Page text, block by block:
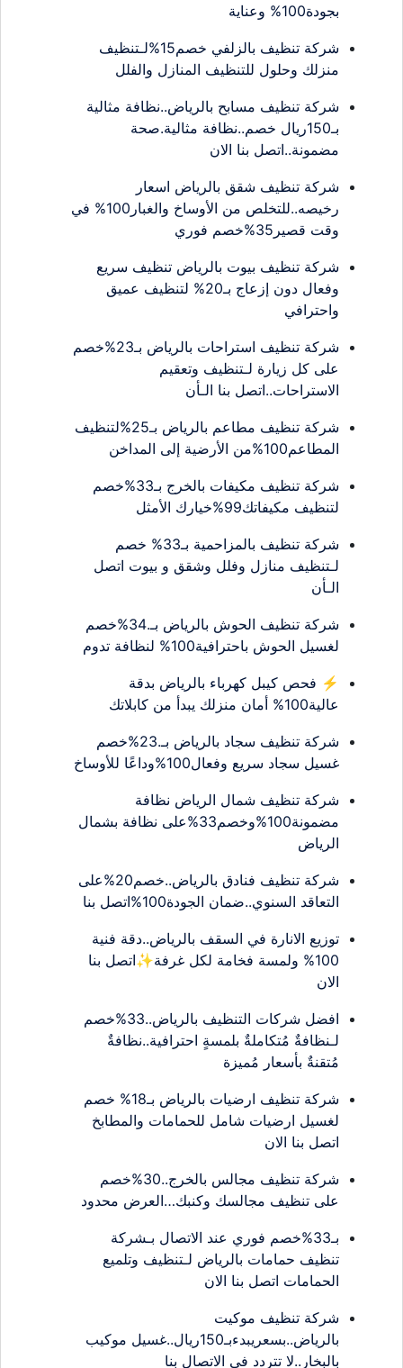
بجودة100% وعناية
شركة تنظيف بالزلفي خصم15%لـتنظيف
منزلك وحلول للتنظيف المنازل والفلل
شركة تنظيف مسابح بالرياض..نظافة مثالية
بـ150ريال خصم..نظافة مثالية.صحة
مضمونة..اتصل بنا الان
شركة تنظيف شقق بالرياض اسعار
رخيصه..للتخلص من الأوساخ والغبار100% في
وقت قصير35%خصم فوري
شركة تنظيف بيوت بالرياض تنظيف سريع
وفعال دون إزعاج بـ20% لتنظيف عميق
واحترافي
شركة تنظيف استراحات بالرياض بـ23%خصم
على كل زيارة لـتنظيف وتعقيم
الاستراحات..اتصل بنا الـأن
شركة تنظيف مطاعم بالرياض بـ25%لتنظيف
المطاعم100%من الأرضية إلى المداخن
شركة تنظيف مكيفات بالخرج بـ33%خصم
لتنظيف مكيفاتك99%خيارك الأمثل
شركة تنظيف بالمزاحمية بـ33% خصم
لـتنظيف منازل وفلل وشقق و بيوت اتصل
الـأن
شركة تنظيف الحوش بالرياض بـ.34%خصم
لغسيل الحوش باحترافية100% لنظافة تدوم
⚡ فحص كيبل كهرباء بالرياض بدقة
عالية100% أمان منزلك يبدأ من كابلاتك
شركة تنظيف سجاد بالرياض بـ.23%خصم
غسيل سجاد سريع وفعال100%وداعًا للأوساخ
شركة تنظيف شمال الرياض نظافة
مضمونة100%وخصم33%على نظافة بشمال
الرياض
شركة تنظيف فنادق بالرياض..خصم20%على
التعاقد السنوي..ضمان الجودة100%اتصل بنا
توزيع الانارة في السقف بالرياض..دقة فنية
100% ولمسة فخامة لكل غرفة✨اتصل بنا
الان
افضل شركات التنظيف بالرياض..33%خصم
لـنظافةٌ مُتكاملةٌ بلمسةٍ احترافية..نظافةٌ
مُتقنةٌ بأسعار مُميزة
شركة تنظيف ارضيات بالرياض بـ18% خصم
لغسيل ارضيات شامل للحمامات والمطابخ
اتصل بنا الان
شركة تنظيف مجالس بالخرج..30%خصم
على تنظيف مجالسك وكنبك…العرض محدود
بـ33%خصم فوري عند الاتصال بـشركة
تنظيف حمامات بالرياض لـتنظيف وتلميع
الحمامات اتصل بنا الان
شركة تنظيف موكيت
بالرياض..بسعريبدءبـ150ريال..غسيل موكيب
بالبخار..لا تتردد في الاتصال بنا